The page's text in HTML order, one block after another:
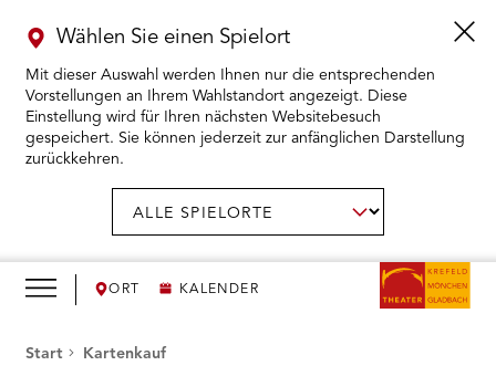
ORT KALENDER
Wählen Sie einen Spielort
Mit dieser Auswahl werden Ihnen nur die entsprechenden
Vorstellungen an Ihrem Wahlstandort angezeigt. Diese
Einstellung wird für Ihren nächsten Websitebesuch
gespeichert. Sie können jederzeit zur anfänglichen Darstellung
zurückkehren.
KARTENKAUF ÖFFNEN
WIR ÖFFNEN
Start Kartenkauf